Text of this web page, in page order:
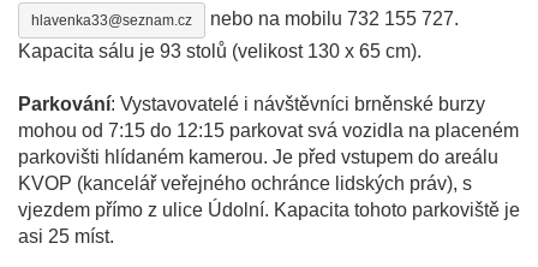
hlavenka33@seznam.cz
nebo na mobilu 732 155 727.
Kapacita sálu je 93 stolů (velikost 130 x 65 cm).
Parkování: Vystavovatelé i návštěvníci brněnské burzy
mohou od 7:15 do 12:15 parkovat svá vozidla na placeném
parkovišti hlídaném kamerou. Je před vstupem do areálu
KVOP (kancelář veřejného ochránce lidských práv), s
vjezdem přímo z ulice Údolní. Kapacita tohoto parkoviště je
asi 25 míst.